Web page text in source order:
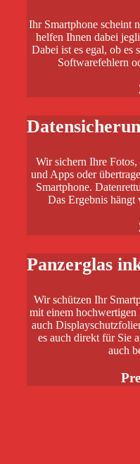
Ihr Smartphone scheint
helfen Ihnen dabei
Dabei ist es egal, ob es
Softwarefehlern
Wir sichern Ihre
und Apps oder
Smartphone.
Das Ergebnis hängt
Panzerglas
Wir schützen Ihr
mit einem hochwertigen
auch
es auch direkt für Sie
auch